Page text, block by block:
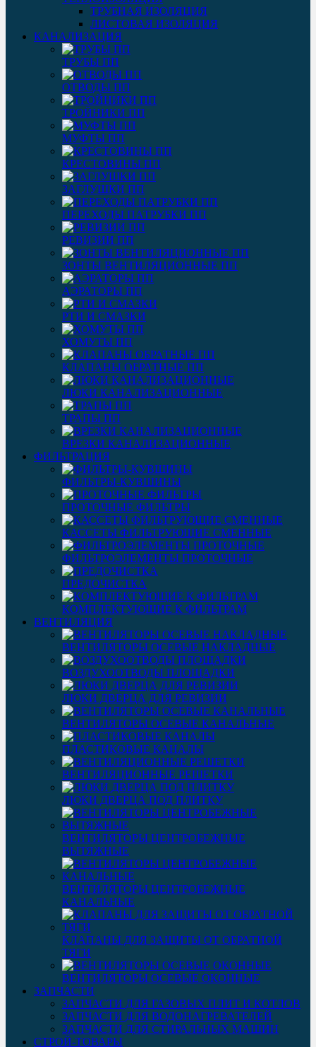
ТРУБНАЯ ИЗОЛЯЦИЯ
ЛИСТОВАЯ ИЗОЛЯЦИЯ
КАНАЛИЗАЦИЯ
ТРУБЫ ПП
ОТВОДЫ ПП
ТРОЙНИКИ ПП
МУФТЫ ПП
КРЕСТОВИНЫ ПП
ЗАГЛУШКИ ПП
ПЕРЕХОДЫ ПАТРУБКИ ПП
РЕВИЗИИ ПП
ЗОНТЫ ВЕНТИЛЯЦИОННЫЕ ПП
АЭРАТОРЫ ПП
РТИ И СМАЗКИ
ХОМУТЫ ПП
КЛАПАНЫ ОБРАТНЫЕ ПП
ЛЮКИ КАНАЛИЗАЦИОННЫЕ
ТРАПЫ ПП
ВРЕЗКИ КАНАЛИЗАЦИОННЫЕ
ФИЛЬТРАЦИЯ
ФИЛЬТРЫ-КУВШИНЫ
ПРОТОЧНЫЕ ФИЛЬТРЫ
КАССЕТЫ ФИЛЬТРУЮЩИЕ СМЕННЫЕ
ФИЛЬТРОЭЛЕМЕНТЫ ПРОТОЧНЫЕ
ПРЕДОЧИСТКА
КОМПЛЕКТУЮЩИЕ К ФИЛЬТРАМ
ВЕНТИЛЯЦИЯ
ВЕНТИЛЯТОРЫ ОСЕВЫЕ НАКЛАДНЫЕ
ВОЗДУХООТВОДЫ ПЛОЩАДКИ
ЛЮКИ ДВЕРЦА ДЛЯ РЕВИЗИИ
ВЕНТИЛЯТОРЫ ОСЕВЫЕ КАНАЛЬНЫЕ
ПЛАСТИКОВЫЕ КАНАЛЫ
ВЕНТИЛЯЦИОННЫЕ РЕШЕТКИ
ЛЮКИ ДВЕРЦА ПОД ПЛИТКУ
ВЕНТИЛЯТОРЫ ЦЕНТРОБЕЖНЫЕ
ВЫТЯЖНЫЕ
ВЕНТИЛЯТОРЫ ЦЕНТРОБЕЖНЫЕ
КАНАЛЬНЫЕ
КЛАПАНЫ ДЛЯ ЗАЩИТЫ ОТ ОБРАТНОЙ
ТЯГИ
ВЕНТИЛЯТОРЫ ОСЕВЫЕ ОКОННЫЕ
ЗАПЧАСТИ
ЗАПЧАСТИ ДЛЯ ГАЗОВЫХ ПЛИТ И КОТЛОВ
ЗАПЧАСТИ ДЛЯ ВОДОНАГРЕВАТЕЛЕЙ
ЗАПЧАСТИ ДЛЯ СТИРАЛЬНЫХ МАШИН
СТРОЙ-ТОВАРЫ